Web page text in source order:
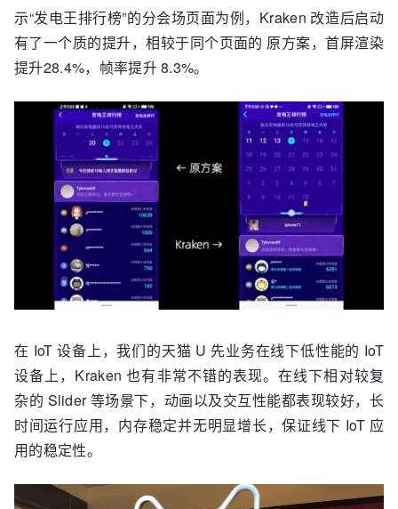
示“发电王排行榜”的分会场页面为例，Kraken 改造后启动
有了一个质的提升，相较于同个页面的 原方案，首屏渲染
提升28.4%，帧率提升 8.3%。
在 IoT 设备上，我们的天猫 U 先业务在线下低性能的 IoT
设备上，Kraken 也有非常不错的表现。在线下相对较复
杂的 Slider 等场景下，动画以及交互性能都表现较好，长
时间运行应用，内存稳定并无明显增长，保证线下 IoT 应
用的稳定性。